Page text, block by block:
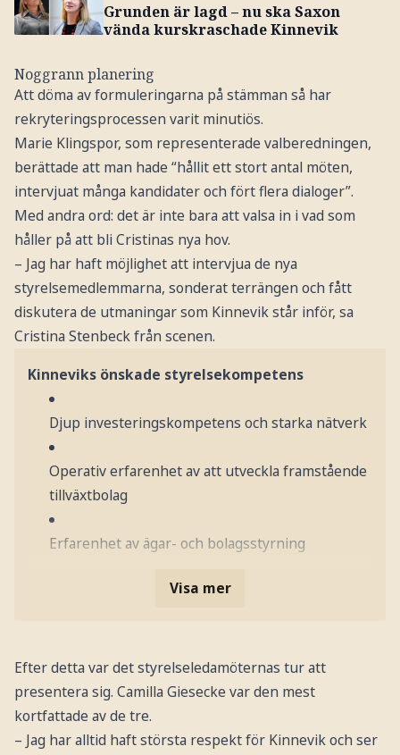
Grunden är lagd – nu ska Saxon
vända kurskraschade Kinnevik
Noggrann planering
Att döma av formuleringarna på stämman så har
rekryteringsprocessen varit minutiös.
Marie Klingspor, som representerade valberedningen,
berättade att man hade “hållit ett stort antal möten,
intervjuat många kandidater och fört flera dialoger”.
Med andra ord: det är inte bara att valsa in i vad som
håller på att bli Cristinas nya hov.
– Jag har haft möjlighet att intervjua de nya
styrelsemedlemmarna, sonderat terrängen och fått
diskutera de utmaningar som Kinnevik står inför, sa
Cristina Stenbeck från scenen.
Kinneviks önskade styrelsekompetens
Djup investeringskompetens och starka nätverk
Operativ erfarenhet av att utveckla framstående
tillväxtbolag
Erfarenhet av ägar- och bolagsstyrning
Visa mer
Efter detta var det styrelseledamöternas tur att
presentera sig. Camilla Giesecke var den mest
kortfattade av de tre.
– Jag har alltid haft största respekt för Kinnevik och ser